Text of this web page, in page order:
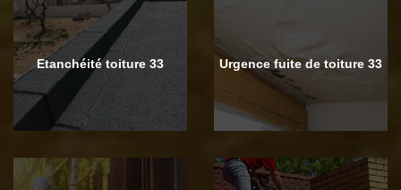
Etanchéité toiture 33 Urgence fuite de toiture 33